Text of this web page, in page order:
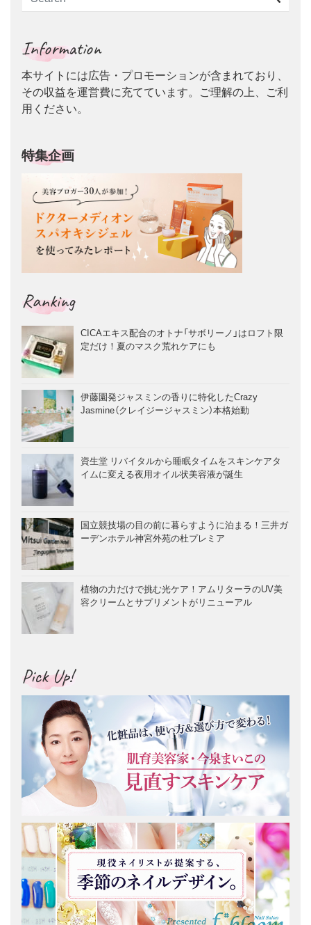
Information
本サイトには広告・プロモーションが含まれており、
その収益を運営費に充てています。ご理解の上、ご利
用ください。
特集企画
Ranking
CICAエキス配合のオトナ「サボリーノ」はロフト限
定だけ！夏のマスク荒れケアにも
伊藤園発ジャスミンの香りに特化したCrazy
Jasmine（クレイジージャスミン）本格始動
資生堂 リバイタルから睡眠タイムをスキンケアタ
イムに変える夜用オイル状美容液が誕生
国立競技場の目の前に暮らすように泊まる！三井ガ
ーデンホテル神宮外苑の杜プレミア
植物の力だけで挑む光ケア！アムリターラのUV美
容クリームとサプリメントがリニューアル
Pick Up!